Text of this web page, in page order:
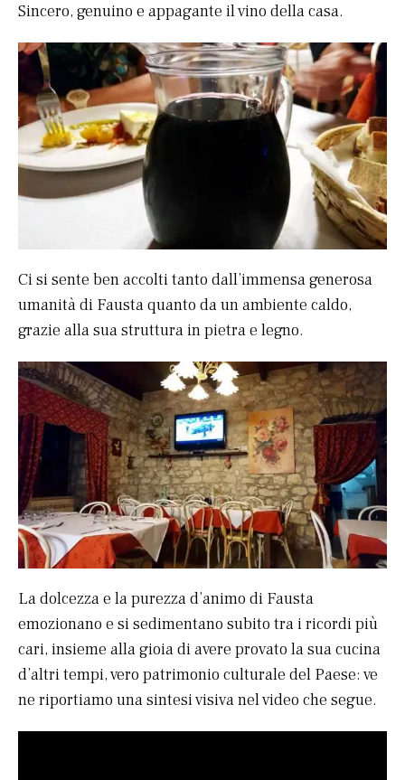
Sincero, genuino e appagante il vino della casa.
Ci si sente ben accolti tanto dall’immensa generosa
umanità di Fausta quanto da un ambiente caldo,
grazie alla sua struttura in pietra e legno.
La dolcezza e la purezza d’animo di Fausta
emozionano e si sedimentano subito tra i ricordi più
cari, insieme alla gioia di avere provato la sua cucina
d’altri tempi, vero patrimonio culturale del Paese: ve
ne riportiamo una sintesi visiva nel video che segue.